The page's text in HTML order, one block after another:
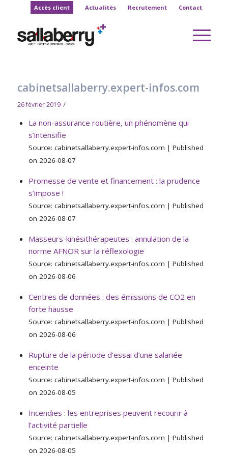
Accès client Actualités Recrutement Contact
cabinetsallaberry.expert-infos.com
26 février 2019 /
La non-assurance routière, un phénomène qui
s’intensifie
Source: cabinetsallaberry.expert-infos.com
Published
on 2026-08-07
Promesse de vente et financement : la prudence
s’impose !
Source: cabinetsallaberry.expert-infos.com
Published
on 2026-08-07
Masseurs-kinésithérapeutes : annulation de la
norme AFNOR sur la réflexologie
Source: cabinetsallaberry.expert-infos.com
Published
on 2026-08-06
Centres de données : des émissions de CO2 en
forte hausse
Source: cabinetsallaberry.expert-infos.com
Published
on 2026-08-06
Rupture de la période d’essai d’une salariée
enceinte
Source: cabinetsallaberry.expert-infos.com
Published
on 2026-08-05
Incendies : les entreprises peuvent recourir à
l’activité partielle
Source: cabinetsallaberry.expert-infos.com
Published
on 2026-08-05